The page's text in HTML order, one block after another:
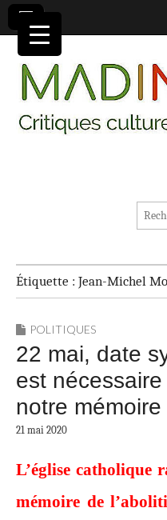
Étiquette : Jean-Michel
POLITIQUES
22 mai, date
est
notre mémoire
21 mai 2020
L’église catholique
mémoire de